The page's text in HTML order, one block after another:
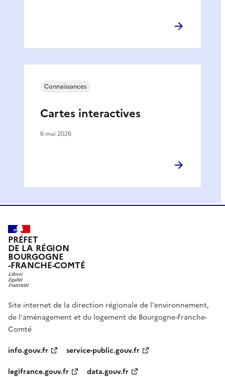
Cartes interactives
Connaissances
6 mai 2026
PRÉFET
DE LA RÉGION
BOURGOGNE
-FRANCHE-COMTÉ
Site internet de la direction régionale de l'environnement,
de l'aménagement et du logement de Bourgogne-Franche-
Comté
info.gouv.fr
service-public.gouv.fr
legifrance.gouv.fr
data.gouv.fr